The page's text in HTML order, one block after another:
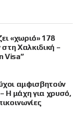
«χωριό» 178
Χαλκιδική –
Visa”
αμφισβητούν
Η μάχη για χρυσό,